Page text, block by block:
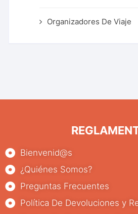
Organizadores De Viaje
Bienvenid@s
¿Quiénes Somos?
Preguntas Frecuentes
Política De Devoluciones y